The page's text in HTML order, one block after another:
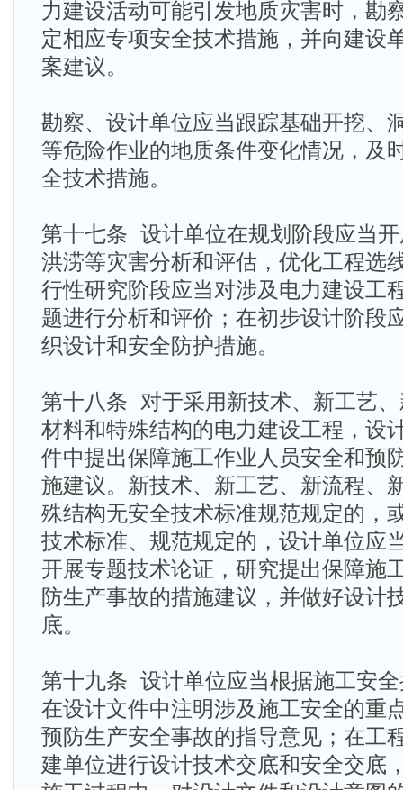
力建设活动可能引发地质灾害时，勘
定相应专项安全技术措施，并向建设
案建议。
勘察、设计单位应当跟踪基础开挖、
等危险作业的地质条件变化情况，及
全技术措施。
第十七条 设计单位在规划阶段应当
洪涝等灾害分析和评估，优化工程选
行性研究阶段应当对涉及电力建设工
题进行分析和评价；在初步设计阶段
织设计和安全防护措施。
第十八条 对于采用新技术、新工艺
材料和特殊结构的电力建设工程，设
件中提出保障施工作业人员安全和预
施建议。新技术、新工艺、新流程、
殊结构无安全技术标准规范规定的，
技术标准、规范规定的，设计单位应
开展专题技术论证，研究提出保障施
防生产事故的措施建议，并做好设计
底。
第十九条 设计单位应当根据施工安
在设计文件中注明涉及施工安全的重
预防生产安全事故的指导意见；在工
建单位进行设计技术交底和安全交底